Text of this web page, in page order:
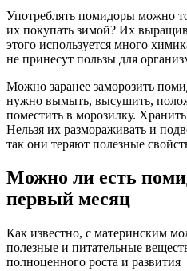
Употреблять помидоры можно
их покупать зимой? Их
этого используется много
не принесут пользы для
Можно заранее заморозить
нужно вымыть, высушить,
поместить в морозилку.
Нельзя их размораживать и
так они теряют полезные
Можно ли есть
первый месяц
Как известно, с материнским
полезные и питательные
полноценного роста и развития